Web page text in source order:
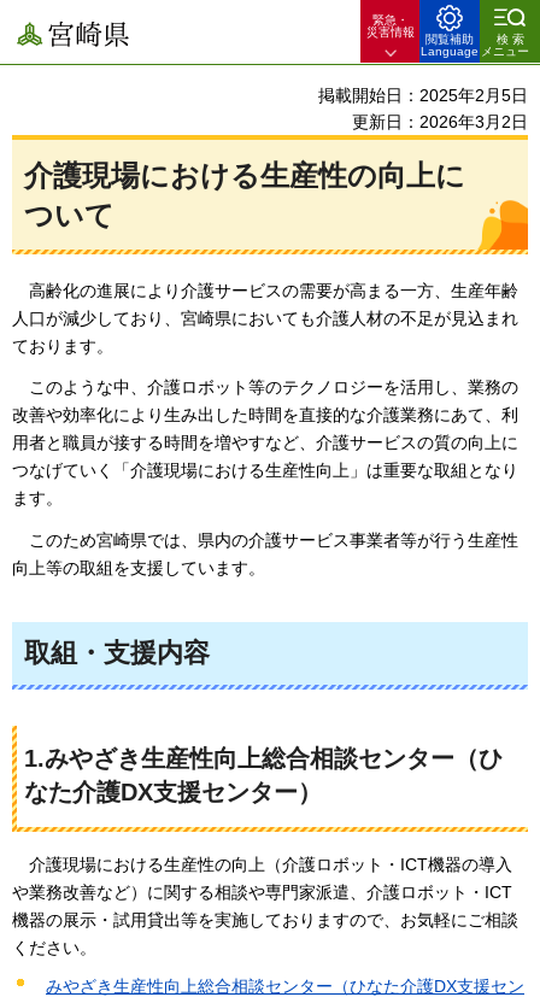
宮崎県
緊急・
災害情報
閲覧補助
Language
検索
メニュー
掲載開始日：2025年2月5日
更新日：2026年3月2日
介護現場における生産性の向上に
ついて
高齢化の進展により介護サービスの需要が高まる一方、生産年齢
人口が減少しており、宮崎県においても介護人材の不足が見込まれ
ております。
このような中、介護ロボット等のテクノロジーを活用し、業務の
改善や効率化により生み出した時間を直接的な介護業務にあて、利
用者と職員が接する時間を増やすなど、介護サービスの質の向上に
つなげていく「介護現場における生産性向上」は重要な取組となり
ます。
このため宮崎県では、県内の介護サービス事業者等が行う生産性
向上等の取組を支援しています。
取組・支援内容
1.みやざき生産性向上総合相談センター（ひ
なた介護DX支援センター）
介護現場における生産性の向上（介護ロボット・ICT機器の導入
や業務改善など）に関する相談や専門家派遣、介護ロボット・ICT
機器の展示・試用貸出等を実施しておりますので、お気軽にご相談
ください。
みやざき生産性向上総合相談センター（ひなた介護DX支援セン